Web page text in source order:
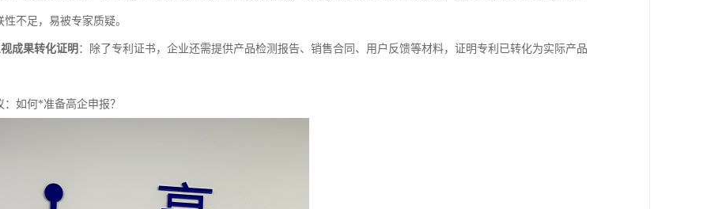
不足，易被专家质疑。
成果转化证明 ：除了专利证书，企业还需提供产品检测报告、销售合同、用户反馈等材料，证明专利已转化为实际产品
：如何*准备高企申报？